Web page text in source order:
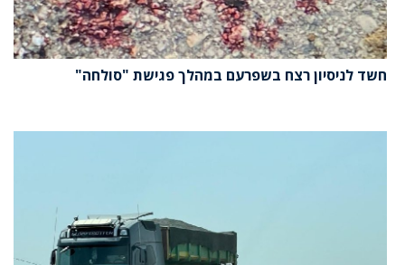
חשד לניסיון רצח בשפרעם במהלך פגישת "סולחה"